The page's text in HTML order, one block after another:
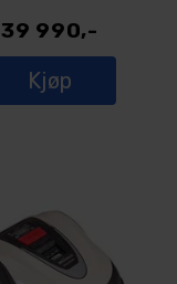
39 990,-
Kjøp